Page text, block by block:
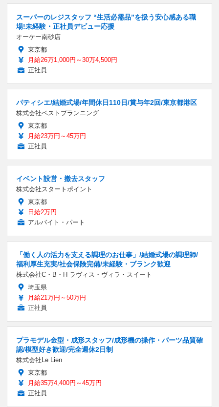
スーパーのレジスタッフ “生活必需品”を扱う安心感ある職
場!未経験・正社員デビュー応援
オーケー南砂店
東京都
月給26万1,000円～30万4,500円
正社員
パティシエ/結婚式場/年間休日110日/賞与年2回/東京都港区
株式会社ベストプランニング
東京都
月給23万円～45万円
正社員
イベント設営・撤去スタッフ
株式会社スタートポイント
東京都
日給2万円
アルバイト・パート
「働く人の活力を支える調理のお仕事」/結婚式場の調理師/
福利厚生充実/社会保険完備/未経験・ブランク歓迎
株式会社C・B・H ラヴィス・ヴィラ・スイート
埼玉県
月給21万円～50万円
正社員
プラモデル金型・成形スタッフ/成形機の操作・パーツ品質確
認/模型好き歓迎/完全週休2日制
株式会社Le Lien
東京都
月給35万4,400円～45万円
正社員